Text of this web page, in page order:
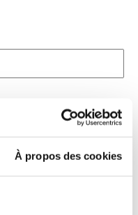
À propos des cookies